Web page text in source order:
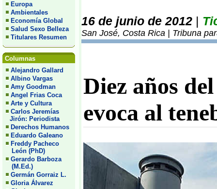
Europa
Ambientales
Economía Global
Salud Sexo Belleza
Titulares Resumen
Columnas
Alejandro Gallard
Albino Vargas
Amy Goodman
Angel Frias Coca
Arte y Cultura
Carlos Jeremías
Jirón: Periodista
Derechos Humanos
Eduardo Galeano
Freddy Pacheco
León (PhD)
Gerardo Barboza
(M.Ed.)
Germán Gorraiz L.
Gloria Álvarez
16 de junio de 2012 |
San José, Costa Rica | Tribuna
Diez años
evoca al